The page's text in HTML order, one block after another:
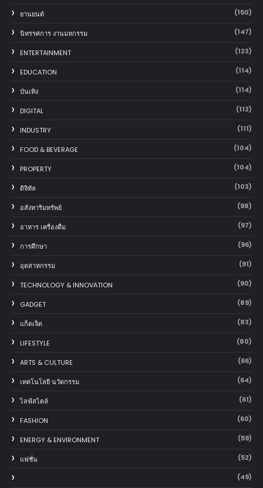
‎ยานยนต์‎ (150)
นิทรรศการ งานมหกรรม (147)
ENTERTAINMENT (123)
EDUCATION (114)
บันเทิง (114)
DIGITAL (112)
INDUSTRY (111)
FOOD & BEVERAGE (104)
PROPERTY (104)
ดิจิทัล (103)
อสังหาริมทรัพย์ (98)
อาหาร เครื่องดื่ม (97)
การศึกษา (96)
อุตสาหกรรม (91)
TECHNOLOGY & INNOVATION (90)
GADGET (89)
แก็ตเจ็ต (83)
LIFESTYLE (80)
ARTS & CULTURE (66)
เทคโนโลยี นวัตกรรม (64)
ไลฟ์สไตล์ (61)
FASHION (60)
ENERGY & ENVIRONMENT (59)
แฟชั่น (52)
(49)